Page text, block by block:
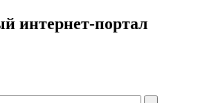
интернет-портал